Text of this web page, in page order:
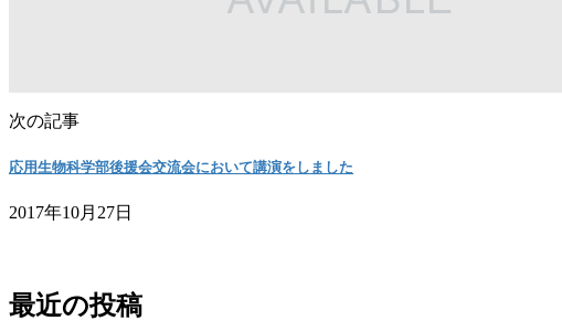
次の記事
応用生物科学部後援会交流会において講演をしました
2017年10月27日
最近の投稿